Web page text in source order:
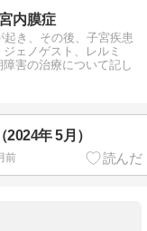
内膜症
き、その後、子宮疾患
ェノゲスト、レルミ
害の治療について記し
2024年 5月）
前